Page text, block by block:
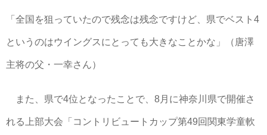
「全国を狙っていたので残念は残念ですけど、県でベスト4
というのはウイングスにとっても大きなことかな」（唐澤
主将の父・一幸さん）
また、県で4位となったことで、8月に神奈川県で開催さ
れる上部大会「コントリビュートカップ第49回関東学童軟